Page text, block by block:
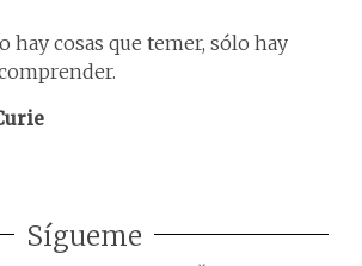
hay cosas que temer, sólo hay
Sígueme